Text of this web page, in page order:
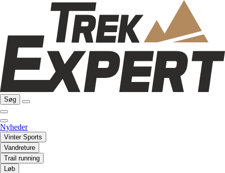
Søg
Nyheder
Vinter Sports
Vandreture
Trail running
Løb